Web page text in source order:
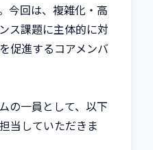
今回は、複雑化・高
ス課題に主体的に対
促進するコアメンバ
の一員として、以下
当していただきま